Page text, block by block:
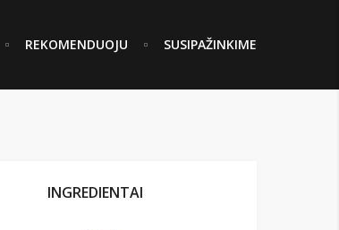
REKOMENDUOJU SUSIPAŽINKIME
INGREDIENTAI